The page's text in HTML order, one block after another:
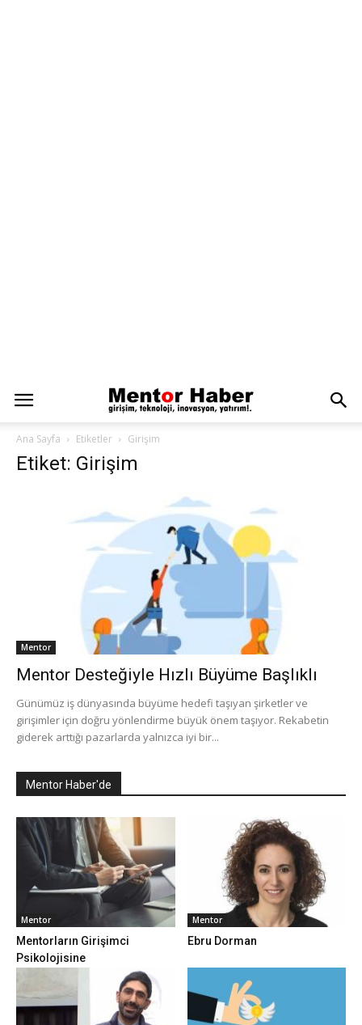
Ana Sayfa Etiketler Girişim
Etiket: Girişim
Mentor
Mentor Desteğiyle Hızlı Büyüme Başlıklı
Günümüz iş dünyasında büyüme hedefi taşıyan şirketler ve
girişimler için doğru yönlendirme büyük önem taşıyor. Rekabetin
giderek arttığı pazarlarda yalnızca iyi bir...
Mentor Haber'de
Mentor
Mentorların Girişimci
Psikolojisine
Mentor
Ebru Dorman